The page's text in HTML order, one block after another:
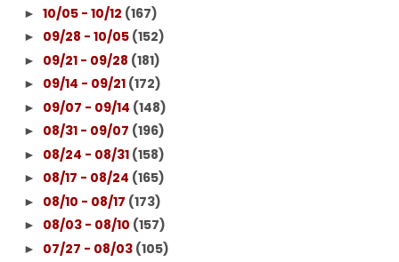
► 10/05 - 10/12 (167)
► 09/28 - 10/05 (152)
► 09/21 - 09/28 (181)
► 09/14 - 09/21 (172)
► 09/07 - 09/14 (148)
► 08/31 - 09/07 (196)
► 08/24 - 08/31 (158)
► 08/17 - 08/24 (165)
► 08/10 - 08/17 (173)
► 08/03 - 08/10 (157)
► 07/27 - 08/03 (105)